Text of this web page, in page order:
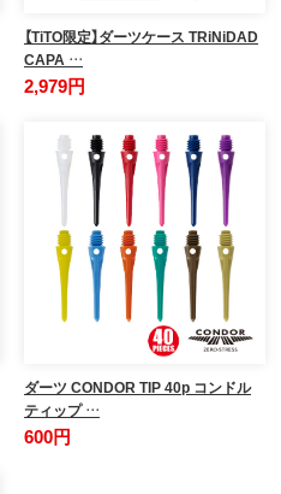
【TiTO限定】ダーツケース TRiNiDAD
CAPA …
2,979円
ダーツ CONDOR TIP 40p コンドル
ティップ …
600円